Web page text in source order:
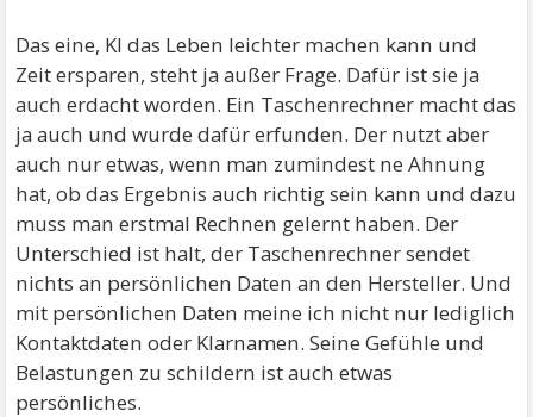
Das eine, KI das Leben leichter machen kann und
Zeit ersparen, steht ja außer Frage. Dafür ist sie ja
auch erdacht worden. Ein Taschenrechner macht das
ja auch und wurde dafür erfunden. Der nutzt aber
auch nur etwas, wenn man zumindest ne Ahnung
hat, ob das Ergebnis auch richtig sein kann und dazu
muss man erstmal Rechnen gelernt haben. Der
Unterschied ist halt, der Taschenrechner sendet
nichts an persönlichen Daten an den Hersteller. Und
mit persönlichen Daten meine ich nicht nur lediglich
Kontaktdaten oder Klarnamen. Seine Gefühle und
Belastungen zu schildern ist auch etwas
persönliches.